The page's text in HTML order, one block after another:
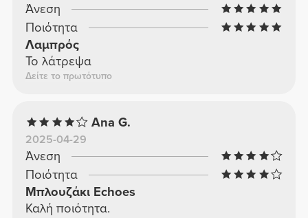
Άνεση
Ποιότητα
Λαμπρός
Το λάτρεψα
Δείτε το πρωτότυπο
Ana G.
2025-04-29
Άνεση
Ποιότητα
Μπλουζάκι Echoes
Καλή ποιότητα.